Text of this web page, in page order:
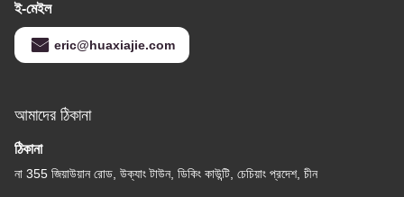
ই-মেইল
eric@huaxiajie.com
আমাদের ঠিকানা
ঠিকানা
না 355 জিয়াউয়ান রোড, উক্যাং টাউন, ডিকিং কাউন্টি, চেচিয়াং প্রদেশ, চীন